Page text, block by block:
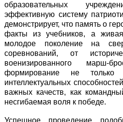
образовательных
эффективную систему
демонстрирует, что память о
факты из учебников, а
молодое поколение на
соревнований, от
военизированного марш-
формирование не
интеллектуальных
важных качеств, как
несгибаемая воля к победе.